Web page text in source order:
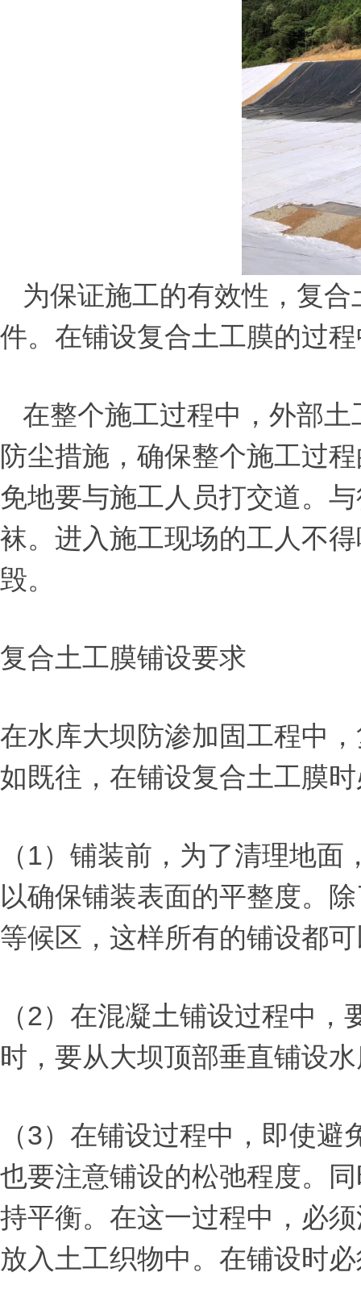
为保证施工的有效性，复
件。 在铺设复合土工膜的过
在整个施工过程中，外部
防尘措施，确保整个施工过
免地要与施工人员打交道。
袜。进入施工现场的工人不
毁。
复合土工膜铺设要求
在水库大坝防渗加固工程中
如既往，在铺设复合土工膜
（1）铺装前，为了清理地
以确保铺装表面的平整度。
等候区，这样所有的铺设都
（2）在混凝土铺设过程中
时，要从大坝顶部垂直铺设
（3）在铺设过程中，即使
也要注意铺设的松弛程度。
持平衡。在这一过程中，必
放入土工织物中。在铺设时